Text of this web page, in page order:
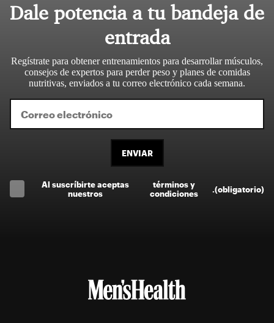
Dale potencia a tu bandeja de
entrada
Regístrate para obtener entrenamientos para desarrollar músculos,
consejos de expertos para perder peso y planes de comidas
nutritivas, enviados a tu correo electrónico cada semana.
ENVIAR
Al suscríbirte aceptas
nuestros
términos y
condiciones
(obligatorio)